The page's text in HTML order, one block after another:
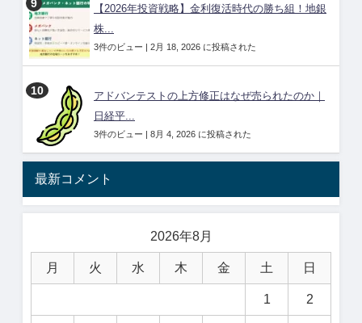
【2026年投資戦略】金利復活時代の勝ち組！地銀
株...
3件のビュー | 2月 18, 2026 に投稿された
アドバンテストの上方修正はなぜ売られたのか｜
日経平...
3件のビュー | 8月 4, 2026 に投稿された
最新コメント
2026年8月
月 火 水 木 金 土 日
1 2